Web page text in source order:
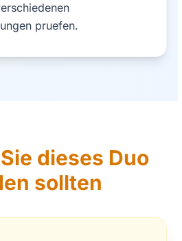
pruefen.
dieses Duo
sollten